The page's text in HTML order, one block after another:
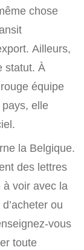
chose
Ailleurs,
statut. À
équipe
pays, elle
la Belgique.
des lettres
à voir avec la
ou
vous
toute